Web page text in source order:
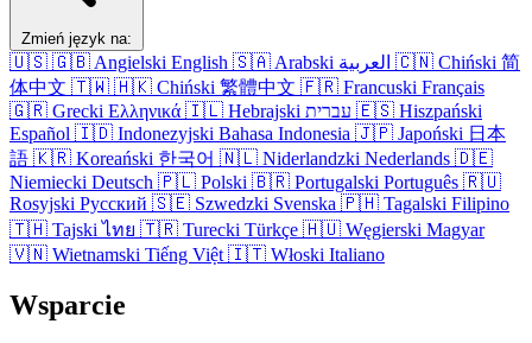
Zmień język na:
🇺🇸 🇬🇧 Angielski English 🇸🇦 Arabski العربية 🇨🇳 Chiński 简
体中文 🇹🇼 🇭🇰 Chiński 繁體中文 🇫🇷 Francuski Français
🇬🇷 Grecki Ελληνικά 🇮🇱 Hebrajski עברית 🇪🇸 Hiszpański
Español 🇮🇩 Indonezyjski Bahasa Indonesia 🇯🇵 Japoński 日本
語 🇰🇷 Koreański 한국어 🇳🇱 Niderlandzki Nederlands 🇩🇪
Niemiecki Deutsch 🇵🇱 Polski 🇧🇷 Portugalski Português 🇷🇺
Rosyjski Русский 🇸🇪 Szwedzki Svenska 🇵🇭 Tagalski Filipino
🇹🇭 Tajski ไทย 🇹🇷 Turecki Türkçe 🇭🇺 Węgierski Magyar
🇻🇳 Wietnamski Tiếng Việt 🇮🇹 Włoski Italiano
Wsparcie